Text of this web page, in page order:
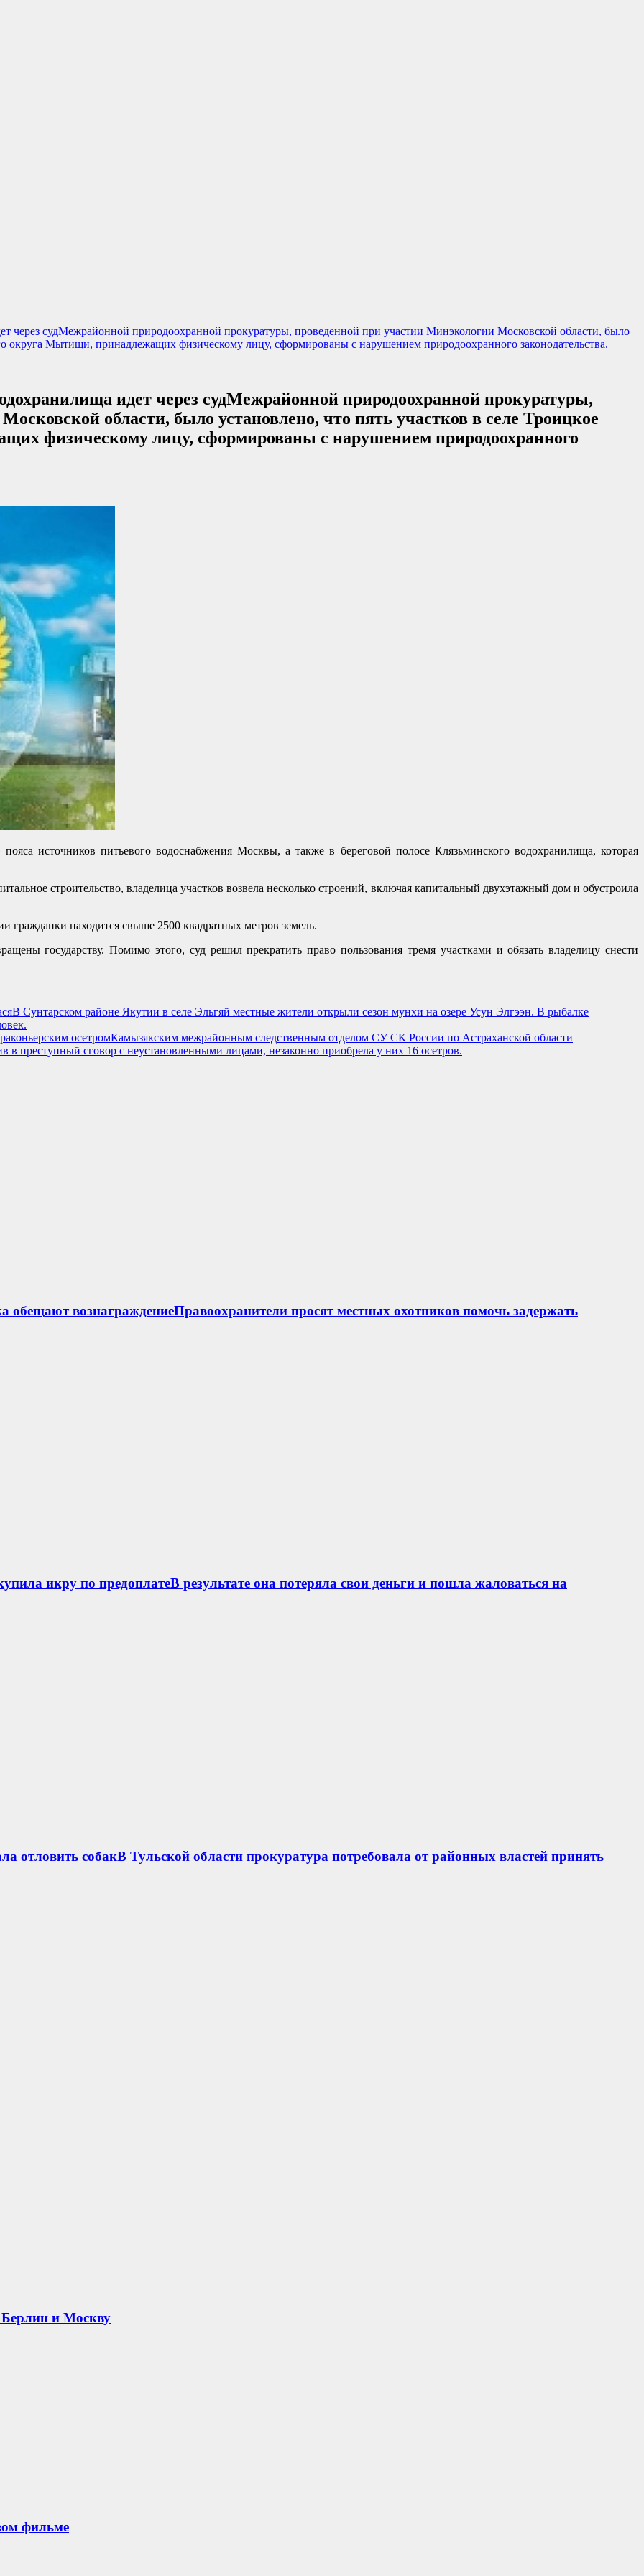
через судМежрайонной природоохранной прокуратуры, проведенной при участии Минэкологии Московской области, было
округа Мытищи, принадлежащих физическому лицу, сформированы с нарушением природоохранного законодательства.
идет через судМежрайонной природоохранной прокуратуры,
области, было установлено, что пять участков в селе Троицкое
физическому лицу, сформированы с нарушением природоохранного
источников питьевого водоснабжения Москвы, а также в береговой полосе Клязьминского водохранилища, которая
строительство, владелица участков возвела несколько строений, включая капитальный двухэтажный дом и обустроила
гражданки находится свыше 2500 квадратных метров земель.
государству. Помимо этого, суд решил прекратить право пользования тремя участками и обязать владелицу снести
Сунтарском районе Якутии в селе Эльгяй местные жители открыли сезон мунхи на озере Усун Элгээн. В рыбалке
осетромКамызякским межрайонным следственным отделом СУ СК России по Астраханской области
в преступный сговор с неустановленными лицами, незаконно приобрела у них 16 осетров.
вознаграждениеПравоохранители просят местных охотников помочь задержать
икру по предоплатеВ результате она потеряла свои деньги и пошла жаловаться на
отловить собакВ Тульской области прокуратура потребовала от районных властей принять
и Москву
фильме